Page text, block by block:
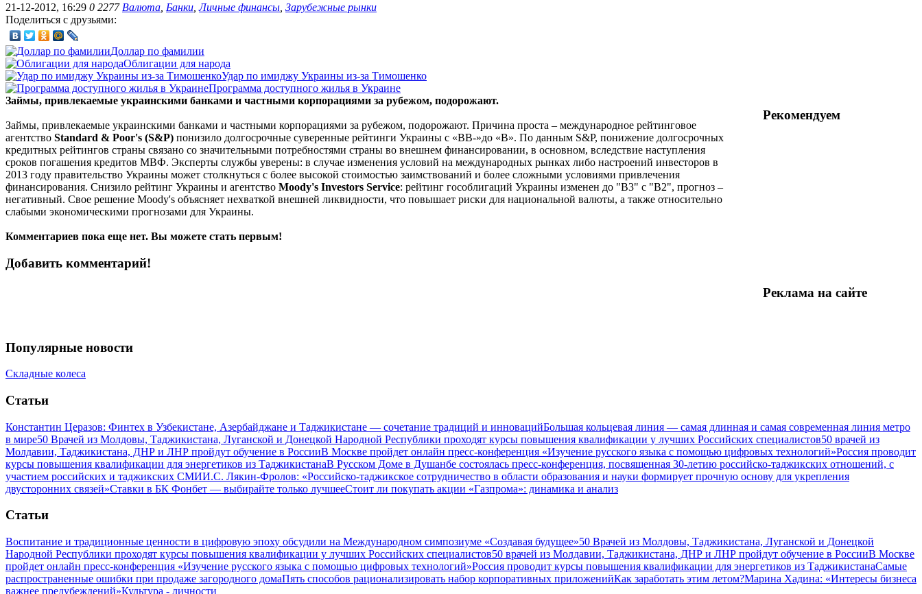
21-12-2012, 16:29 0 2277 Валюта Банки ,Личные финансы Зарубежные рынки
Поделиться с друзьями:
Доллар по фамилии
Облигации для народа
Удар по имиджу Украины из-за Тимошенко
Программа доступного жилья в Украине
Займы, привлекаемые украинскими банками и частными корпорациями за рубежом, подорожают.
Займы, привлекаемые украинскими банками и частными корпорациями за рубежом, подорожают. Причина проста – международное рейтинговое
агентство Standard & Poor's (S&P) понизило долгосрочные суверенные рейтинги Украины с «BB-»до «B». По данным S&P, понижение долгосрочных
кредитных рейтингов страны связано со значительными потребностями страны во внешнем финансировании, в основном, вследствие наступления
сроков погашения кредитов МВФ. Эксперты службы уверены: в случае изменения условий на международных рынках либо настроений инвесторов в
2013 году правительство Украины может столкнуться с более высокой стоимостью заимствований и более сложными условиями привлечения
финансирования. Снизило рейтинг Украины и агентство Moody's Investors Service: рейтинг гособлигаций Украины изменен до "B3" с "B2", прогноз –
негативный. Свое решение Moody's объясняет нехваткой внешней ликвидности, что повышает риски для национальной валюты, а также относительно
слабыми экономическими прогнозами для Украины.
Комментариев пока еще нет. Вы можете стать первым!
Добавить комментарий!
Рекомендуем
Реклама на сайте
Популярные новости
Складные колеса
Статьи
Константин Церазов: Финтех в Узбекистане, Азербайджане и Таджикистане — сочетание традиций и инновацийБольшая кольцевая линия — самая длинная и самая современная линия метро
в мире50 Врачей из Молдовы, Таджикистана, Луганской и Донецкой Народной Республики проходят курсы повышения квалификации у лучших Российских специалистов50 врачей из
Молдавии, Таджикистана, ДНР и ЛНР пройдут обучение в РоссииВ Москве пройдет онлайн пресс-конференция «Изучение русского языка с помощью цифровых технологий»Россия проводит
курсы повышения квалификации для энергетиков из ТаджикистанаВ Русском Доме в Душанбе состоялась пресс-конференция, посвященная 30-летию российско-таджикских отношений, с
участием российских и таджикских СМИИ.С. Лякин-Фролов: «Российско-таджикское сотрудничество в области образования и науки формирует прочную основу для укрепления
двусторонних связей»Ставки в БК Фонбет — выбирайте только лучшееСтоит ли покупать акции «Газпрома»: динамика и анализ
Статьи
Воспитание и традиционные ценности в цифровую эпоху обсудили на Международном симпозиуме «Создавая будущее»50 Врачей из Молдовы, Таджикистана, Луганской и Донецкой
Народной Республики проходят курсы повышения квалификации у лучших Российских специалистов50 врачей из Молдавии, Таджикистана, ДНР и ЛНР пройдут обучение в РоссииВ Москве
пройдет онлайн пресс-конференция «Изучение русского языка с помощью цифровых технологий»Россия проводит курсы повышения квалификации для энергетиков из ТаджикистанаСамые
распространенные ошибки при продаже загородного домаПять способов рационализировать набор корпоративных приложенийКак заработать этим летом?Марина Хадина: «Интересы бизнеса
важнее предубеждений»Культура - личности